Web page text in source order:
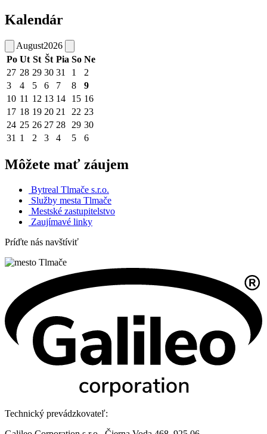
Kalendár
August2026
Po Ut St Št Pia So Ne
27 28 29 30 31 1
2
3
4 5 6 7 8
9
10 11 12 13 14 15 16
17 18 19 20 21 22 23
24 25 26 27 28 29 30
31 1 2 3 4 5 6
Môžete mať záujem
Bytreal Tlmače s.r.o.
Služby mesta Tlmače
Mestské zastupitelstvo
Zaujímavé linky
Príďte nás navštíviť
Technický prevádzkovateľ: